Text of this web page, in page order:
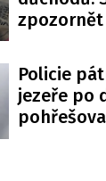
zpozornět
Policie
jezeře po